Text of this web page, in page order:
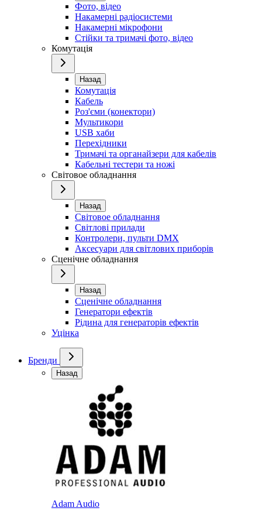
Фото, відео
Накамерні радіосистеми
Накамерні мікрофони
Стійки та тримачі фото, відео
Комутація
Назад
Комутація
Кабель
Роз'єми (конектори)
Мультикори
USB хаби
Перехідники
Тримачі та органайзери для кабелів
Кабельні тестери та ножі
Світовое обладнання
Назад
Світовое обладнання
Світлові прилади
Контролери, пульти DMX
Аксесуари для світлових приборів
Сценічне обладнання
Назад
Сценічне обладнання
Генератори ефектів
Рідина для генераторів ефектів
Уцінка
Бренди
Назад
Adam Audio